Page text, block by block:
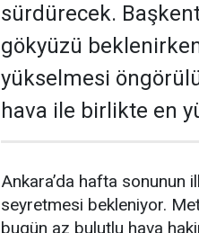
sürdürecek.
gökyüzü
yükselmesi
hava ile birlikte en
Ankara’da hafta sonunun
seyretmesi bekleniyor.
bugün az bulutlu hava